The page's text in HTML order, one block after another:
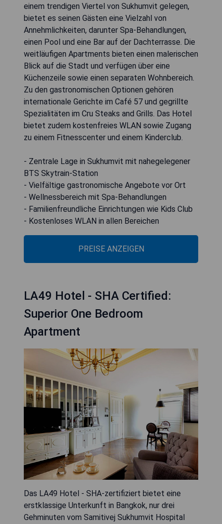
einem trendigen Viertel von Sukhumvit gelegen,
bietet es seinen Gästen eine Vielzahl von
Annehmlichkeiten, darunter Spa-Behandlungen,
einen Pool und eine Bar auf der Dachterrasse. Die
weitläufigen Apartments bieten einen malerischen
Blick auf die Stadt und verfügen über eine
Küchenzeile sowie einen separaten Wohnbereich.
Zu den gastronomischen Optionen gehören
internationale Gerichte im Café 57 und gegrillte
Spezialitäten im Cru Steaks and Grills. Das Hotel
bietet zudem kostenfreies WLAN sowie Zugang
zu einem Fitnesscenter und einem Kinderclub.
- Zentrale Lage in Sukhumvit mit nahegelegener
BTS Skytrain-Station
- Vielfältige gastronomische Angebote vor Ort
- Wellnessbereich mit Spa-Behandlungen
- Familienfreundliche Einrichtungen wie Kids Club
- Kostenloses WLAN in allen Bereichen
PREISE ANZEIGEN
LA49 Hotel - SHA Certified:
Superior One Bedroom
Apartment
Das LA49 Hotel - SHA-zertifiziert bietet eine
erstklassige Unterkunft in Bangkok, nur drei
Gehminuten vom Samitivej Sukhumvit Hospital